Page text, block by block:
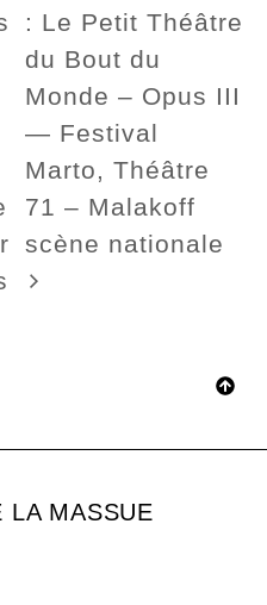
: Le Petit Théâtre
du Bout du
Monde – Opus III
— Festival
Marto, Théâtre
71 – Malakoff
scène nationale
LA MASSUE